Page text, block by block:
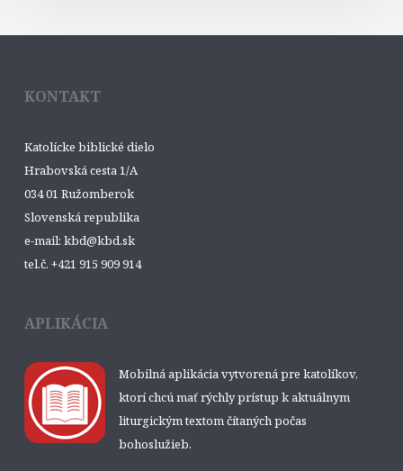
KONTAKT
Katolícke biblické dielo
Hrabovská cesta 1/A
034 01 Ružomberok
Slovenská republika
e-mail: kbd@kbd.sk
tel.č. +421 915 909 914
APLIKÁCIA
Mobilná aplikácia vytvorená pre katolíkov,
ktorí chcú mať rýchly prístup k aktuálnym
liturgickým textom čítaných počas
bohoslužieb.